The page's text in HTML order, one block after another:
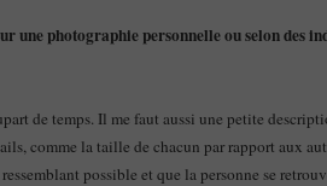
une photographie personnelle ou selon des
de temps. Il me faut aussi une petite
comme la taille de chacun par rapport aux
possible et que la personne se